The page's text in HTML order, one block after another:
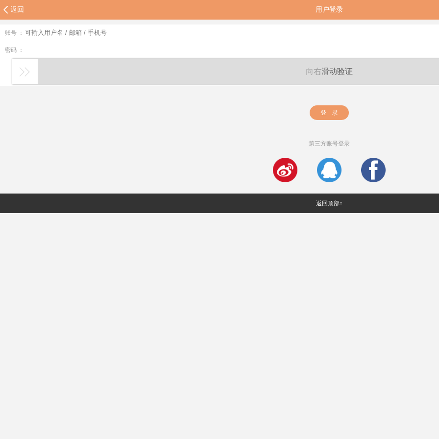
返回 用户登录
账号 ：
密码 ：
向右滑动验证
登 录
第三方账号登录
返回顶部↑